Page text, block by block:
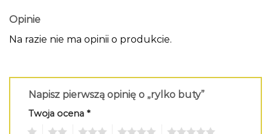
Opinie
Na razie nie ma opinii o produkcie.
Napisz pierwszą opinię o „rylko buty”
Twoja ocena *